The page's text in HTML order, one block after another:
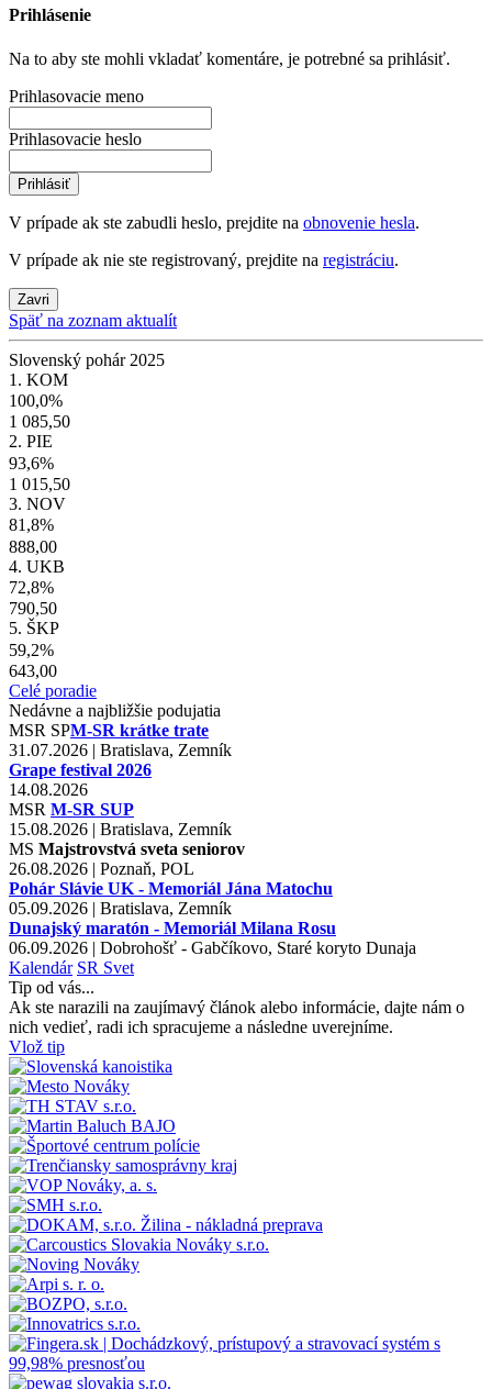
Prihlásenie
Na to aby ste mohli vkladať komentáre, je potrebné sa prihlásiť.
Prihlasovacie meno
Prihlasovacie heslo
Prihlásiť
V prípade ak ste zabudli heslo, prejdite na obnovenie hesla.
V prípade ak nie ste registrovaný, prejdite na registráciu.
Zavri
Späť na zoznam aktualít
Slovenský pohár 2025
1. KOM
100,0%
1 085,50
2. PIE
93,6%
1 015,50
3. NOV
81,8%
888,00
4. UKB
72,8%
790,50
5. ŠKP
59,2%
643,00
Celé poradie
Nedávne a najbližšie podujatia
MSR SPM-SR krátke trate
31.07.2026 | Bratislava, Zemník
Grape festival 2026
14.08.2026
MSR M-SR SUP
15.08.2026 | Bratislava, Zemník
MS Majstrovstvá sveta seniorov
26.08.2026 | Poznaň, POL
Pohár Slávie UK - Memoriál Jána Matochu
05.09.2026 | Bratislava, Zemník
Dunajský maratón - Memoriál Milana Rosu
06.09.2026 | Dobrohošť - Gabčíkovo, Staré koryto Dunaja
Kalendár SR Svet
Tip od vás...
Ak ste narazili na zaujímavý článok alebo informácie, dajte nám o
nich vedieť, radi ich spracujeme a následne uverejníme.
Vlož tip